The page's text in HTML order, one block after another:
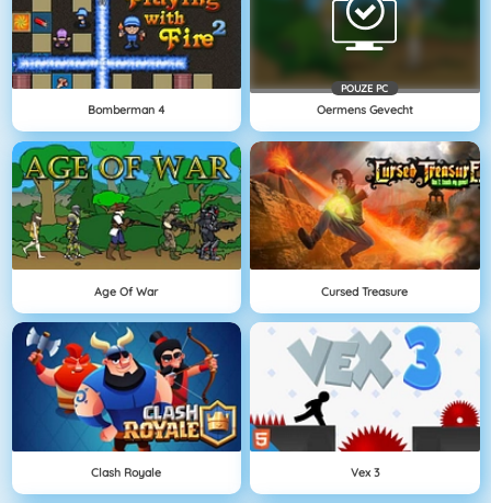
Bomberman 4
POUZE PC
Oermens Gevecht
Age Of War Cursed Treasure
Clash Royale Vex 3